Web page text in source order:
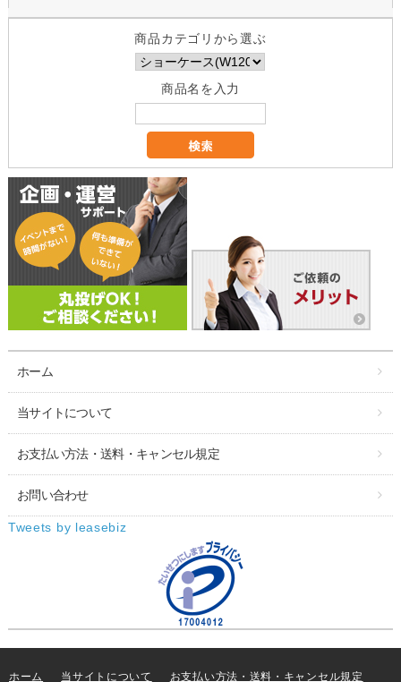
商品カテゴリから選ぶ
商品名を入力
ホーム
当サイトについて
お支払い方法・送料・キャンセル規定
お問い合わせ
Tweets by leasebiz
ホーム 当サイトについて お支払い方法・送料・キャンセル規定